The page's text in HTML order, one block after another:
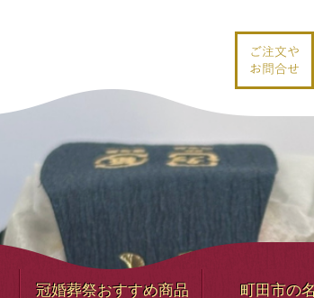
冠婚葬祭おすすめ商品 町田市の